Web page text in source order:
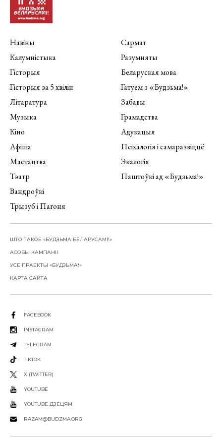
Навіны
Калумністыка
Гісторыя
Гісторыя за 5 хвілін
Літаратура
Музыка
Кіно
Афіша
Мастацтва
Тэатр
Вандроўкі
Трызуб і Пагоня
Сармат
Разумняты
Беларуская мова
Гатуем з «Будзьма!»
Забавы
Грамадства
Адукацыя
Псіхалогія і самаразвіццё
Экалогія
Паштоўкі ад «Будзьма!»
ШТО ТАКОЕ «БУДЗЬМА БЕЛАРУСАМІ!»
АСОБЫ КАМПАНІІ
УСЕ ПРАЕКТЫ «БУДЗЬМА!»
КАРТА САЙТА
FACEBOOK
INSTAGRAM
TELEGRAM
TIKTOK
X (TWITTER)
YOUTUBE
YOUTUBE ДЗЕЦЯМ
RAZAM@BUDZMA.ORG